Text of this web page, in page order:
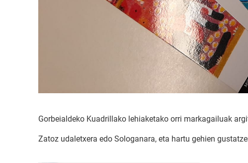
Gorbeialdeko Kuadrillako lehiaketako orri markagailuak
Zatoz udaletxera edo Sologanara, eta hartu gehien